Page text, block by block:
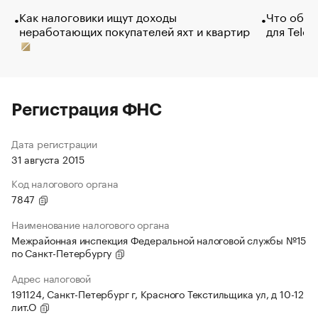
Как налоговики ищут доходы
неработающих покупателей яхт и квартир
Что
для
Регистрация ФНС
Дата регистрации
31 августа 2015
Код налогового органа
7847
Наименование налогового органа
Межрайонная инспекция Федеральной налоговой службы №15
по Санкт-Петербургу
Адрес налоговой
191124, Санкт-Петербург г, Красного Текстильщика ул, д 10-12
лит.О